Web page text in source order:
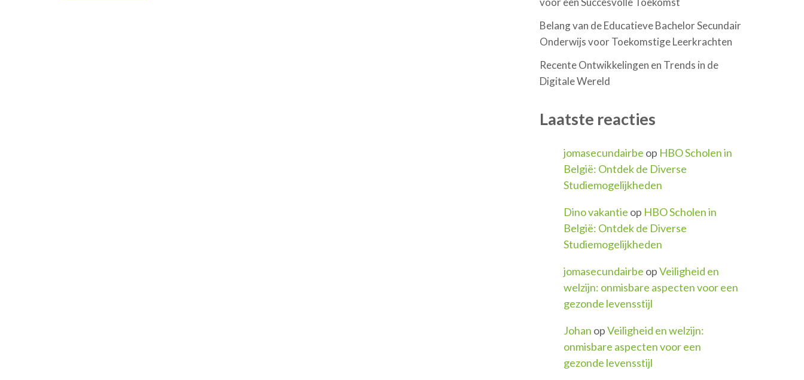
Belang van de Educatieve Bachelor Secundair
Onderwijs voor Toekomstige Leerkrachten
Recente Ontwikkelingen en Trends in de
Digitale Wereld
Laatste reacties
jomasecundairbe op HBO Scholen in
België: Ontdek de Diverse
Studiemogelijkheden
Dino vakantie op HBO Scholen in
België: Ontdek de Diverse
Studiemogelijkheden
jomasecundairbe opVeiligheid en
welzijn: onmisbare aspecten voor een
gezonde levensstijl
Johan opVeiligheid en welzijn:
onmisbare aspecten voor een
gezonde levensstijl